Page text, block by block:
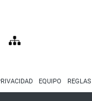
EQUIPO